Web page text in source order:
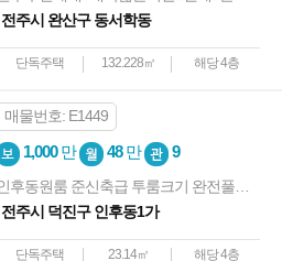
전주시 완산구 동서학동
단독주택 132.228㎡ 해당 4층
매물번호: E1449
1,000만 48만 9
전주시 덕진구 인후동1가
단독주택 23.14㎡ 해당 4층